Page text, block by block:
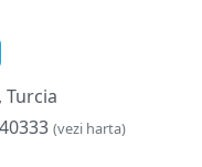
Turcia
(vezi harta)